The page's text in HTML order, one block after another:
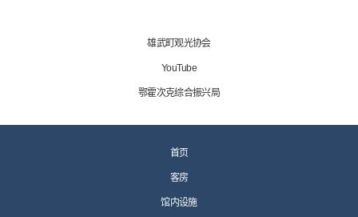
雄武町观光协会
YouTube
鄂霍次克综合振兴局
首页
客房
馆内设施